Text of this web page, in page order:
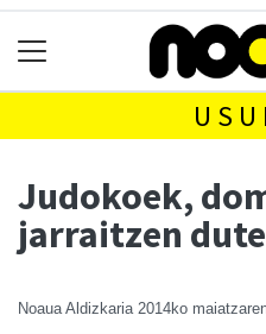
Judokoek,
jarraitzen dute
Noaua Aldizkaria 2014ko